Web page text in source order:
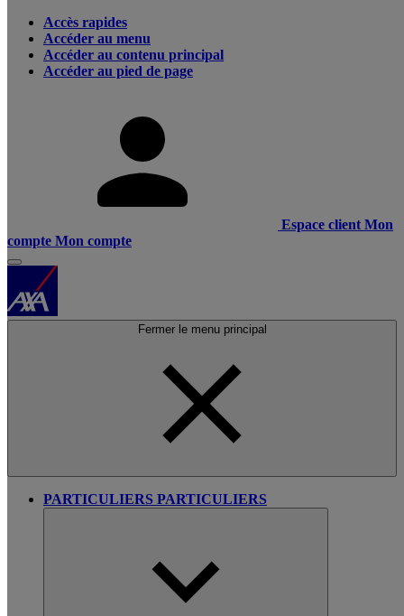
Accès rapides
Accéder au menu
Accéder au contenu principal
Accéder au pied de page
Espace client Mon
compte Mon compte
Fermer le menu principal
PARTICULIERS PARTICULIERS